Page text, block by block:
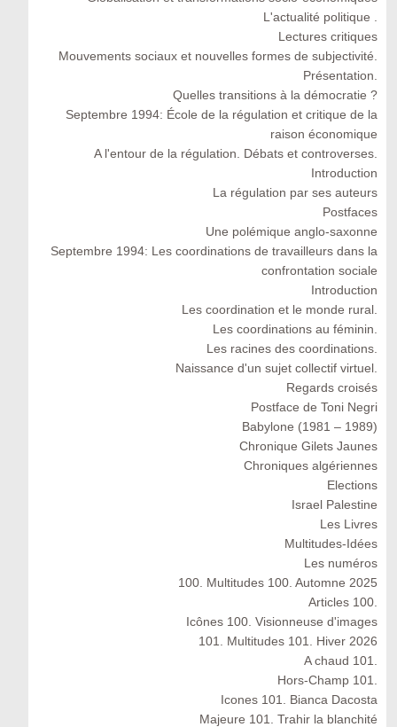
L'actualité politique .
Lectures critiques
Mouvements sociaux et nouvelles formes de subjectivité.
Présentation.
Quelles transitions à la démocratie ?
Septembre 1994: École de la régulation et critique de la
raison économique
A l'entour de la régulation. Débats et controverses.
Introduction
La régulation par ses auteurs
Postfaces
Une polémique anglo-saxonne
Septembre 1994: Les coordinations de travailleurs dans la
confrontation sociale
Introduction
Les coordination et le monde rural.
Les coordinations au féminin.
Les racines des coordinations.
Naissance d'un sujet collectif virtuel.
Regards croisés
Postface de Toni Negri
Babylone (1981 – 1989)
Chronique Gilets Jaunes
Chroniques algériennes
Elections
Israel Palestine
Les Livres
Multitudes-Idées
Les numéros
100. Multitudes 100. Automne 2025
Articles 100.
Icônes 100. Visionneuse d'images
101. Multitudes 101. Hiver 2026
A chaud 101.
Hors-Champ 101.
Icones 101. Bianca Dacosta
Majeure 101. Trahir la blanchité